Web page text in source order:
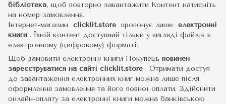
бібліотека, щоб повторно завантажити Контент натисніть
на номер замовлення.
Інтернет-магазин clicklit.store пропонує лише електронні
книги . Їхній контент доступний тільки у вигляді файлів в
електронному (цифровому) форматі.
Щоб замовити електронні книги Покупець повинен
зареєструватися на сайті clicklit.store . Отримати доступ
до завантаження електронних книг можна лише після
оформлення замовлення та його повної оплати. Здійснити
онлайн-оплату за електронні книги можна банківською